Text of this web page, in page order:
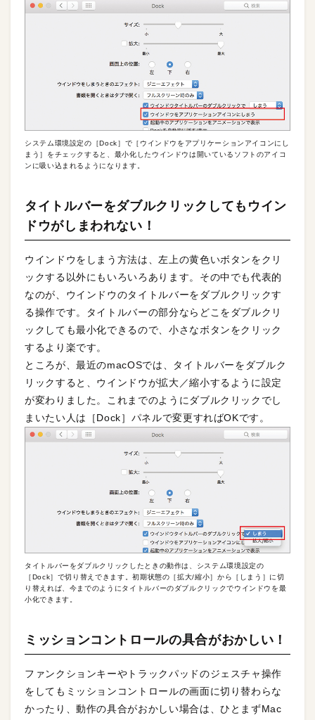
システム環境設定の［Dock］で［ウインドウをアプリケーションアイコンにし
まう］をチェックすると、最小化したウインドウは開いているソフトのアイコ
ンに吸い込まれるようになります。
タイトルバーをダブルクリックしてもウイン
ドウがしまわれない！
ウインドウをしまう方法は、左上の黄色いボタンをクリ
ックする以外にもいろいろあります。その中でも代表的
なのが、ウインドウのタイトルバーをダブルクリックす
る操作です。タイトルバーの部分ならどこをダブルクリ
ックしても最小化できるので、小さなボタンをクリック
するより楽です。
ところが、最近のmacOSでは、タイトルバーをダブルク
リックすると、ウインドウが拡大／縮小するように設定
が変わりました。これまでのようにダブルクリックでし
まいたい人は［Dock］パネルで変更すればOKです。
タイトルバーをダブルクリックしたときの動作は、システム環境設定の
［Dock］で切り替えできます。初期状態の［拡大/縮小］から［しまう］に切
り替えれば、今までのようにタイトルバーのダブルクリックでウインドウを最
小化できます。
ミッションコントロールの具合がおかしい！
ファンクションキーやトラックパッドのジェスチャ操作
をしてもミッションコントロールの画面に切り替わらな
かったり、動作の具合がおかしい場合は、ひとまずMac